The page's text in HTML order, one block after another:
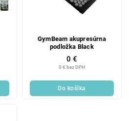
GymBeam akupresúrna
podložka Black
0 € bez DPH
0 €
Do košíka